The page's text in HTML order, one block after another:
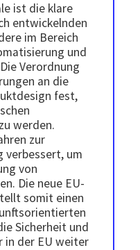
ist die klare
entwickelnden
im Bereich
und
Verordnung
an die
fest,
werden.
zur
um
von
Die neue EU-
somit einen
Sicherheit und
in der EU weiter